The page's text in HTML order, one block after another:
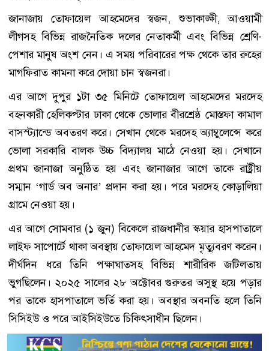
জানাজায় তোফায়েল আহমেদের স্বজন, শুভাকাঙ্ক্ষী, আওয়ামী
লীগসহ বিভিন্ন রাজনৈতিক দলের নেতাকর্মী এবং বিভিন্ন শ্রেণি-
পেশার মানুষ অংশ নেন। এ সময় পরিবারের পক্ষ থেকে তার রুহের
মাগফিরাত কামনা করে দোয়া চান স্বজনরা।
এর আগে দুপুর ১টা ৩৫ মিনিটে তোফায়েল আহমেদের মরদেহ
বহনকারী হেলিকপ্টার ঢাকা থেকে ভোলার বীরশ্রেষ্ঠ মোস্তফা কামাল
বাসস্ট্যান্ডে অবতরণ করে। সেখান থেকে মরদেহ অ্যাম্বুলেন্সে করে
ভোলা সরকারি বালক উচ্চ বিদ্যালয় মাঠে নেওয়া হয়। সেখানে
প্রথম জানাজা অনুষ্ঠিত হয় এবং জানাজার আগে তাকে রাষ্ট্রীয়
সম্মান ‘গার্ড অব অনার’ প্রদান করা হয়। পরে মরদেহ কোড়ালিয়া
গ্রামে নেওয়া হয়।
এর আগে সোমবার (১ জুন) বিকেলে রাজধানীর স্কয়ার হাসপাতালে
লাইফ সাপোর্টে থাকা অবস্থায় তোফায়েল আহমেদ মৃত্যুবরণ করেন।
দীর্ঘদিন ধরে তিনি পক্ষাঘাতসহ বিভিন্ন শারীরিক জটিলতায়
ভুগছিলেন। ২০২৫ সালের ২৮ অক্টোবর গুরুতর অসুস্থ হয়ে পড়ার
পর তাকে হাসপাতালে ভর্তি করা হয়। অবস্থার অবনতি হলে তিনি
সিসিইউ ও পরে আইসিইউতে চিকিৎসাধীন ছিলেন।